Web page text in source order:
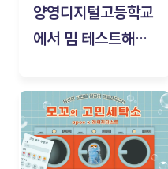
양영디지털고등학교
에서 밈 테스트해보